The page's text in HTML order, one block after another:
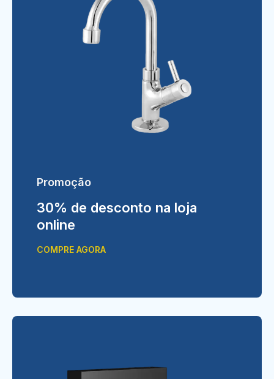
Promoção
30% de desconto na loja
online
COMPRE AGORA